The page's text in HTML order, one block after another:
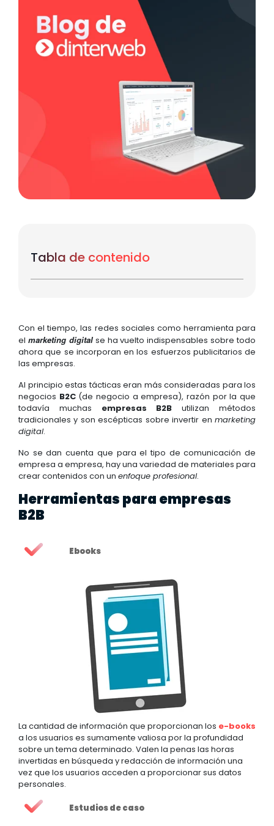
Tabla de contenido
Con el tiempo, las redes sociales como herramienta para
el marketing digitalse ha vuelto indispensables sobre todo
ahora que se incorporan en los esfuerzos publicitarios de
las empresas.
Al principio estas tácticas eran más consideradas para los
negocios B2C(de negocio a empresa), razón por la que
todavía muchas empresas B2B utilizan métodos
tradicionales y son escépticas sobre invertir en marketing
digital.
No se dan cuenta que para el tipo de comunicación de
empresa a empresa, hay una variedad de materiales para
crear contenidos con un enfoque profesional.
Herramientas para empresas
B2B
Ebooks
La cantidad de información que proporcionan los e-books
a los usuarios es sumamente valiosa por la profundidad
sobre un tema determinado. Valen la penas las horas
invertidas en búsqueda y redacción de información una
vez que los usuarios acceden a proporcionar sus datos
personales.
Estudios de caso